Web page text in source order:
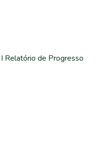
Relatório de Progresso